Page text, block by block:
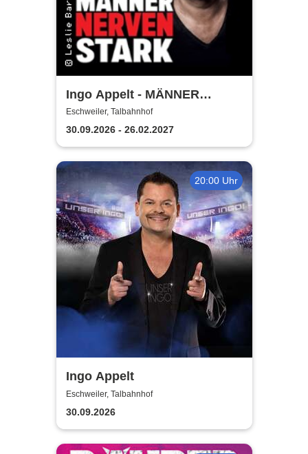
Ingo Appelt - MÄNNER
NERVEN STARK
Eschweiler, Talbahnhof
30.09.2026 - 26.02.2027
20:00 Uhr
Ingo Appelt
Eschweiler, Talbahnhof
30.09.2026